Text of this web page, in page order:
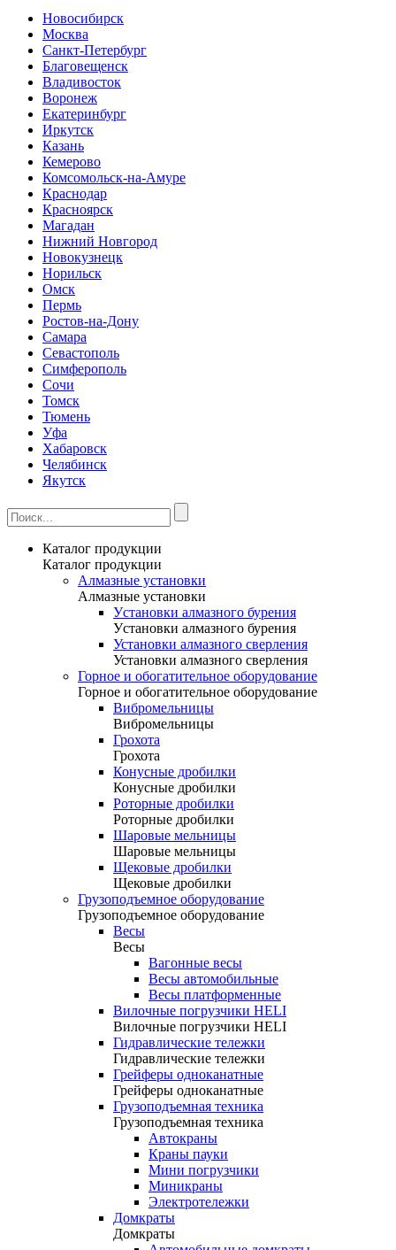
Новосибирск
Москва
Санкт-Петербург
Благовещенск
Владивосток
Воронеж
Екатеринбург
Иркутск
Казань
Кемерово
Комсомольск-на-Амуре
Краснодар
Красноярск
Магадан
Нижний Новгород
Новокузнецк
Норильск
Омск
Пермь
Ростов-на-Дону
Самара
Севастополь
Симферополь
Сочи
Томск
Тюмень
Уфа
Хабаровск
Челябинск
Якутск
Каталог продукции
Каталог продукции
Алмазные установки
Алмазные установки
Уcтановки алмазного бурения
Уcтановки алмазного бурения
Установки алмазного сверления
Установки алмазного сверления
Горное и обогатительное оборудование
Горное и обогатительное оборудование
Вибромельницы
Вибромельницы
Грохота
Грохота
Конусные дробилки
Конусные дробилки
Роторные дробилки
Роторные дробилки
Шаровые мельницы
Шаровые мельницы
Щековые дробилки
Щековые дробилки
Грузоподъемное оборудование
Грузоподъемное оборудование
Весы
Весы
Вагонные весы
Весы автомобильные
Весы платформенные
Вилочные погрузчики HELI
Вилочные погрузчики HELI
Гидравлические тележки
Гидравлические тележки
Грейферы одноканатные
Грейферы одноканатные
Грузоподъемная техника
Грузоподъемная техника
Автокраны
Краны пауки
Мини погрузчики
Миникраны
Электротележки
Домкраты
Домкраты